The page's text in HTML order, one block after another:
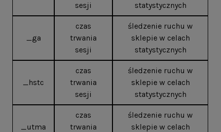
sesji statystycznych
_ga
czas
trwania
sesji
śledzenie ruchu w
sklepie w celach
statystycznych
_hstc
czas
trwania
sesji
śledzenie ruchu w
sklepie w celach
statystycznych
_utma
czas
trwania
śledzenie ruchu w
sklepie w celach